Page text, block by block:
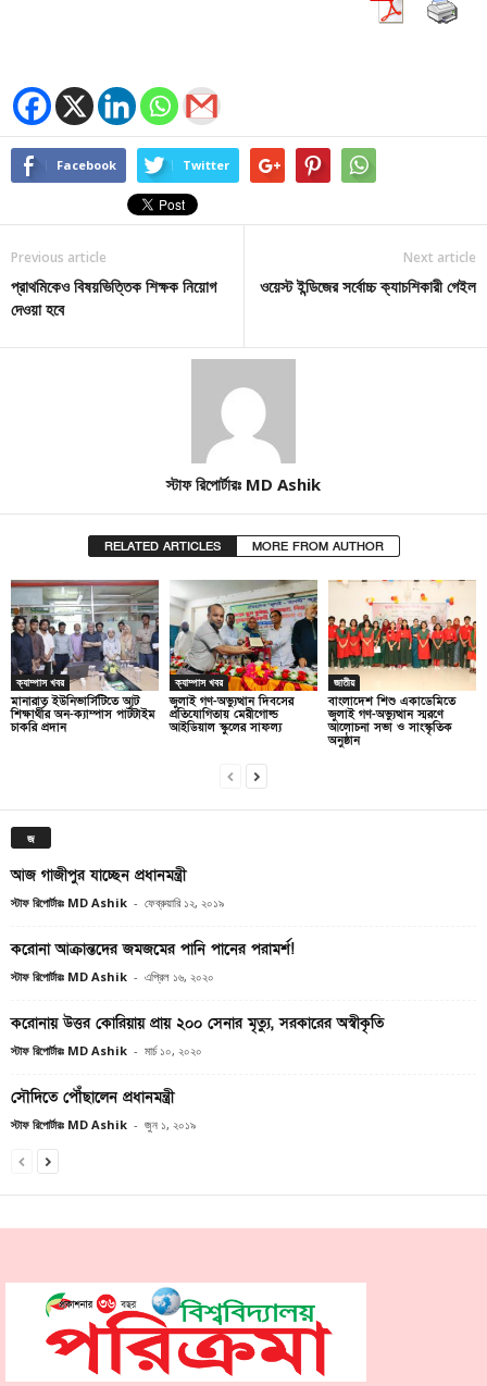
Facebook Twitter
Previous article
প্রাথমিকেও বিষয়ভিত্তিক শিক্ষক নিয়োগ
দেওয়া হবে
Next article
ওয়েস্ট ইন্ডিজের সর্বোচ্চ ক্যাচশিকারী গেইল
স্টাফ রিপোর্টারঃ MD Ashik
RELATED ARTICLES MORE FROM AUTHOR
ক্যাম্পাস খবর
মানারাত ইউনিভার্সিটিতে আট
শিক্ষার্থীর অন-ক্যাম্পাস পার্টটাইম
চাকরি প্রদান
ক্যাম্পাস খবর
জুলাই গণ-অভ্যুত্থান দিবসের
প্রতিযোগিতায় মেরীগোল্ড
আইডিয়াল স্কুলের সাফল্য
জাতীয়
বাংলাদেশ শিশু একাডেমিতে
জুলাই গণ-অভ্যুত্থান স্মরণে
আলোচনা সভা ও সাংস্কৃতিক
অনুষ্ঠান
জ
আজ গাজীপুর যাচ্ছেন প্রধানমন্ত্রী
স্টাফ রিপোর্টারঃ MD Ashik - ফেব্রুয়ারি ১২, ২০১৯
করোনা আক্রান্তদের জমজমের পানি পানের পরামর্শ!
স্টাফ রিপোর্টারঃ MD Ashik - এপ্রিল ১৬, ২০২০
করোনায় উত্তর কোরিয়ায় প্রায় ২০০ সেনার মৃত্যু, সরকারের অস্বীকৃতি
স্টাফ রিপোর্টারঃ MD Ashik - মার্চ ১০, ২০২০
সৌদিতে পৌঁছালেন প্রধানমন্ত্রী
স্টাফ রিপোর্টারঃ MD Ashik - জুন ১, ২০১৯